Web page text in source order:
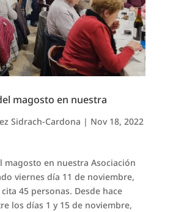
magosto en nuestra
Sidrach-Cardona | Nov 18, 2022
magosto en nuestra Asociación
viernes día 11 de noviembre,
45 personas. Desde hace
los días 1 y 15 de noviembre,